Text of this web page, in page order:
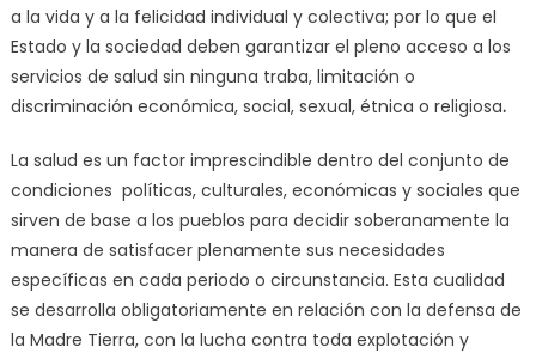
a la vida y a la felicidad individual y colectiva; por lo que el
Estado y la sociedad deben garantizar el pleno acceso a los
servicios de salud sin ninguna traba, limitación o
discriminación económica, social, sexual, étnica o religiosa.
La salud es un factor imprescindible dentro del conjunto de
condiciones políticas, culturales, económicas y sociales que
sirven de base a los pueblos para decidir soberanamente la
manera de satisfacer plenamente sus necesidades
específicas en cada periodo o circunstancia. Esta cualidad
se desarrolla obligatoriamente en relación con la defensa de
la Madre Tierra, con la lucha contra toda explotación y